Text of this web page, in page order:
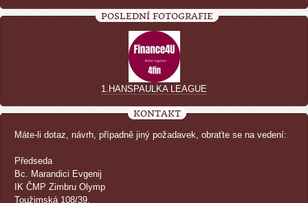
POSLEDNÍ FOTOGRAFIE
1.HANSPAULKA LEAGUE
KONTAKT
Máte-li dotaz, návrh, případně jiný požadavek, obraťte se na vedení:
Předseda
Bc. Marandici Evgenij
IK ČMP Zimbru Olymp
Toužimská 108/39,